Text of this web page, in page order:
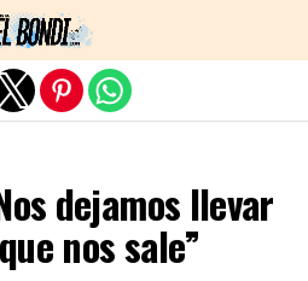
dejamos llevar
nos sale”
version